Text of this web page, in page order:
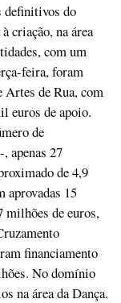
definitivos do
criação, na área
com um
feira, foram
Artes de Rua, com
euros de apoio.
de
apenas 27
de 4,9
aprovadas 15
milhões de euros,
financiamento
No domínio
na área da Dança.